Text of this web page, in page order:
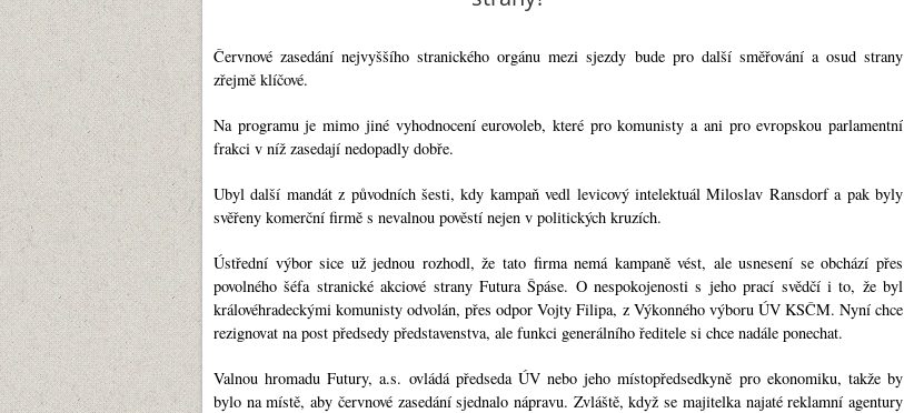
Červnové zasedání nejvyššího stranického orgánu mezi sjezdy bude pro další směřování a osud strany
zřejmě klíčové.
Na programu je mimo jiné vyhodnocení eurovoleb, které pro komunisty a ani pro evropskou parlamentní
frakci v níž zasedají nedopadly dobře.
Ubyl další mandát z původních šesti, kdy kampaň vedl levicový intelektuál Miloslav Ransdorf a pak byly
svěřeny komerční firmě s nevalnou pověstí nejen v politických kruzích.
Ústřední výbor sice už jednou rozhodl, že tato firma nemá kampaně vést, ale usnesení se obchází přes
povolného šéfa stranické akciové strany Futura Špáse. O nespokojenosti s jeho prací svědčí i to, že byl
královéhradeckými komunisty odvolán, přes odpor Vojty Filipa, z Výkonného výboru ÚV KSČM. Nyní chce
rezignovat na post předsedy představenstva, ale funkci generálního ředitele si chce nadále ponechat.
Valnou hromadu Futury, a.s. ovládá předseda ÚV nebo jeho místopředsedkyně pro ekonomiku, takže by
bylo na místě, aby červnové zasedání sjednalo nápravu. Zvláště, když se majitelka najaté reklamní agentury